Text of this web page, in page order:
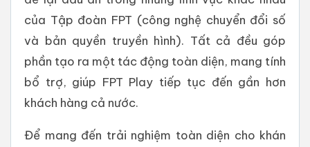
của Tập đoàn FPT (công nghệ chuyển đổi số
và bản quyền truyền hình). Tất cả đều góp
phần tạo ra một tác động toàn diện, mang tính
bổ trợ, giúp FPT Play tiếp tục đến gần hơn
khách hàng cả nước.
Để mang đến trải nghiệm toàn diện cho khán